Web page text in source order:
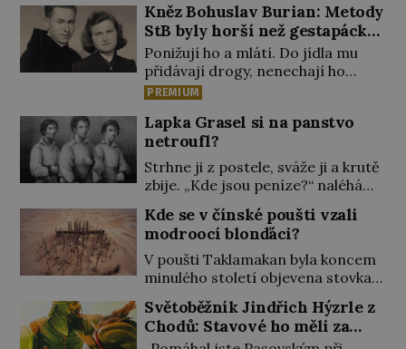
Kněz Bohuslav Burian: Metody
StB byly horší než gestapácké
trýznění
Ponižují ho a mlátí. Do jídla mu
přidávají drogy, nenechají ho
pořádně vyspat a smrtí vyhrožují i
týrání nevydrží a estébákům
podepíše všechno, co po něm
chtějí. Svým podpisem jim potvrdí
také to, že na něj během výslechů
nikdo nevyvíjel fyzický ani
psychický nátlak. Syn brněnského
řezníka chce být knězem a […]
PREMIUM
Lapka Grasel si na panstvo
netroufl?
Strhne ji z postele, sváže ji a krutě
zbije. „Kde jsou peníze?“ naléhá
Grasel na starou švadlenku. Když
mu to neprozradí – ostatně ani
nemůže, protože žádné nemá,
spokojí se lupič s několika měďáky
a štůčky látky. Zraněná žena pár
nebývale krutý. Jeho činy budí
hrůzu ještě dlouho po jeho smrti
Kde se v čínské poušti vzali
modroocí blonďáci?
V poušti Taklamakan byla koncem
minulého století objevena stovka
hrobů s téměř netknutými
mumiemi. Všichni mrtví byli
pohřbeni s úctou a četnými
Světoběžník Jindřich Hýzrle z
Chodů: Stavové ho měli za